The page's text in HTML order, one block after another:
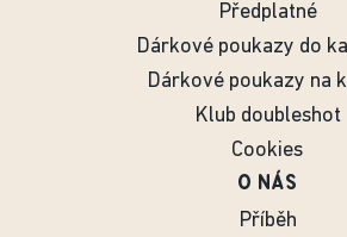
Předplatné
Dárkové poukazy do
Dárkové poukazy na
Klub doubleshot
Cookies
O NÁS
Příběh